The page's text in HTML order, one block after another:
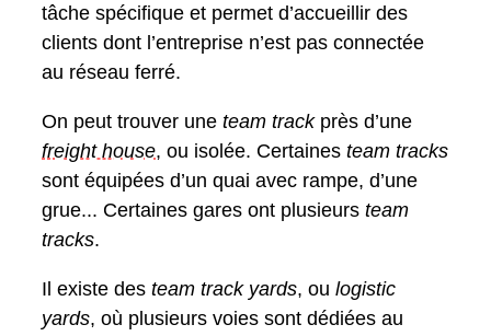
tâche spécifique et permet d’accueillir des
clients dont l’entreprise n’est pas connectée
au réseau ferré.
On peut trouver une team trackprès d’une
freight house, ou isolée. Certaines team tracks
sont équipées d’un quai avec rampe, d’une
grue... Certaines gares ont plusieurs team
tracks.
Il existe des team track yards, ou logistic
yards, où plusieurs voies sont dédiées au